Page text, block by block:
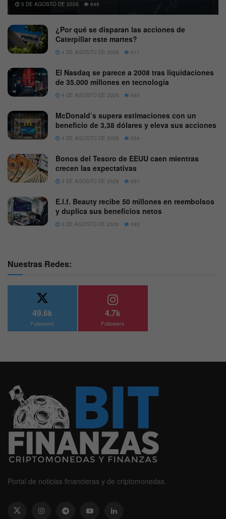
5 DE AGOSTO DE 2026 646
¿Por qué se disparan las acciones de
Caterpillar este martes?
4 DE AGOSTO DE 2026 611
El Nasdaq se parece a 2008 tras liquidaciones
de 35.000 millones en tecnología
4 DE AGOSTO DE 2026 565
McDonald’s supera estimaciones con un
beneficio de 3,38 dólares y eleva sus acciones
4 DE AGOSTO DE 2026 554
Bonos del Tesoro de EEUU caen mientras
crecen las expectativas
3 DE AGOSTO DE 2026 597
E.l.f. Beauty recibe 50 millones en reembolsos
y duplica sus beneficios netos
5 DE AGOSTO DE 2026 582
Nuestras Redes:
49.6k
Followers
4.7k
Followers
Portal de noticias financieras y de criptomonedas.